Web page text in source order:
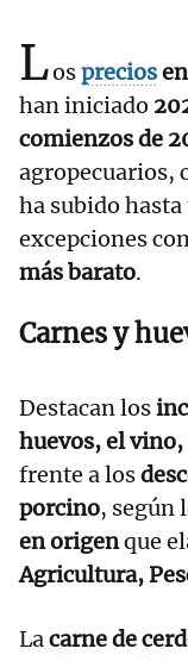
Losprecios
han iniciado
comienzos de
agropecuarios,
ha subido hasta
excepciones
más barato.
Carnes y
Destacan los
huevos, el
frente a los
porcino, según
en origenque
Agricultura,
Lacarne de